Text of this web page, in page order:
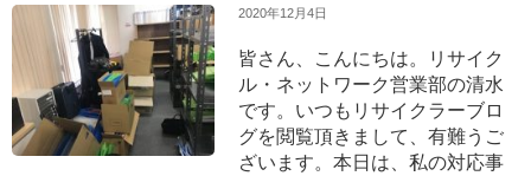
2020年12月4日
皆さん、こんにちは。リサイク
ル・ネットワーク営業部の清水
です。いつもリサイクラーブロ
グを閲覧頂きまして、有難うご
ざいます。本日は、私の対応事